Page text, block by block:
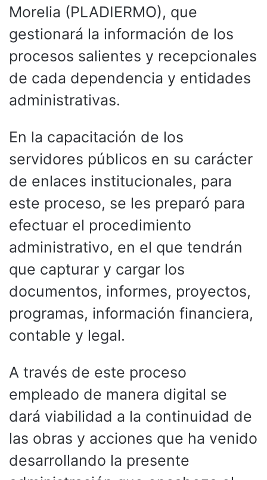
Morelia (PLADIERMO), que
gestionará la información de los
procesos salientes y recepcionales
de cada dependencia y entidades
administrativas.
En la capacitación de los
servidores públicos en su carácter
de enlaces institucionales, para
este proceso, se les preparó para
efectuar el procedimiento
administrativo, en el que tendrán
que capturar y cargar los
documentos, informes, proyectos,
programas, información financiera,
contable y legal.
A través de este proceso
empleado de manera digital se
dará viabilidad a la continuidad de
las obras y acciones que ha venido
desarrollando la presente